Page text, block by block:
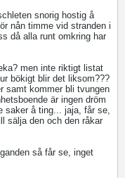
snorig hostig å
nån timme vid stranden i
då alla runt omkring har
men inte riktigt listat
bökigt blir det liksom???
samt kommer bli tvungen
är ingen dröm
saker å ting... jaja, får se,
sälja den och den råkar
så får se, inget